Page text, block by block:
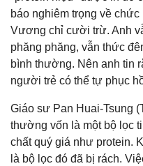
báo nghiêm trọng về
Vương chỉ cười trừ. Anh
phăng phăng, vẫn thức
bình thường. Nên anh tin
người trẻ có thể tự phục
Giáo sư Pan Huai-Tsung
thường vốn là một bộ lọc
chất quý giá như protein.
là bộ lọc đó đã bị rách.